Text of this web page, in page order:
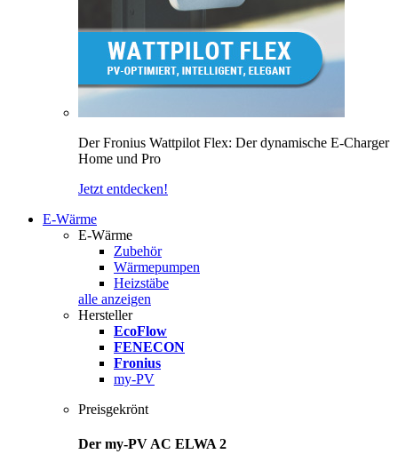
Der Fronius Wattpilot Flex: Der dynamische E-Charger
Home und Pro
Jetzt entdecken!
E-Wärme
E-Wärme
Zubehör
Wärmepumpen
Heizstäbe
alle anzeigen
Hersteller
EcoFlow
FENECON
Fronius
my-PV
Preisgekrönt
Der my-PV AC ELWA 2